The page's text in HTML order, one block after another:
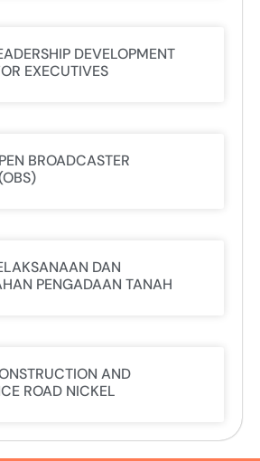
DEVELOPMENT
EXECUTIVES
BROADCASTER
DAN
PENGADAAN TANAH
AND
ROAD NICKEL